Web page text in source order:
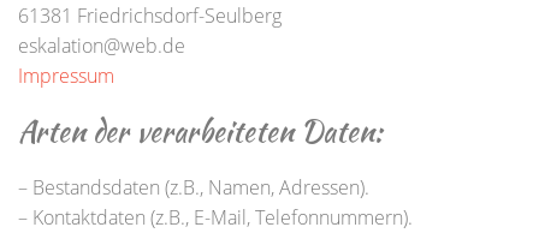
61381 Friedrichsdorf-Seulberg
eskalation@web.de
Impressum
Arten der verarbeiteten Daten:
– Bestandsdaten (z.B., Namen, Adressen).
– Kontaktdaten (z.B., E-Mail, Telefonnummern).